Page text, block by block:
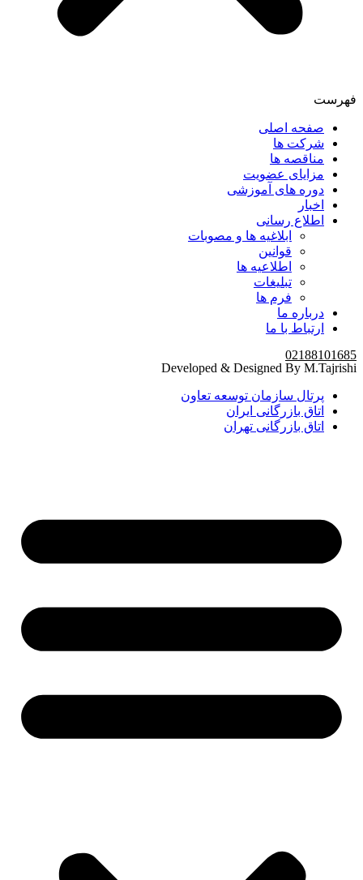
فهرست
صفحه اصلی
شرکت ها
مناقصه ها
مزایای عضویت
دوره های آموزشی
اخبار
اطلاع رسانی
ابلاغیه ها و مصوبات
قوانین
اطلاعیه ها
تبلیغات
فرم ها
درباره ما
ارتباط با ما
02188101685
Developed & Designed By M.Tajrishi
پرتال سازمان توسعه تعاون
اتاق بازرگانی ایران
اتاق بازرگانی تهران